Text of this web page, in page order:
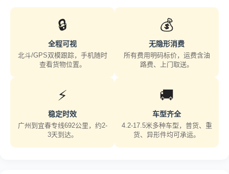
🔒
全程可视
北斗/GPS双模跟踪，手机随时
查看货物位置。
💰
无隐形消费
所有费用明码标价，运费含油
路费、上门取送。
⚡
稳定时效
广州到宜春专线692公里，约2-
3天到达。
🚚
车型齐全
4.2-17.5米多种车型，普货、重
货、异形件均可承运。